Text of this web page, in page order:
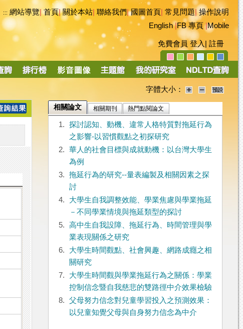
::: 網站導覽|首頁|關於本站 聯絡我們|國圖首頁 常見問題|操作說明
English|FB 專頁|Mobile
免費會員 登入 註冊
字體大小：
相關論文 相關期刊 熱門點閱論文
1.
探討認知、動機、違常人格特質對拖延行為
之影響-以習慣觀點之初探研究
2.
華人的社會目標與成就動機：以台灣大學生
為例
3.
拖延行為的研究--量表編製及相關因素之探
討
4.
大學生自我調整效能、學業焦慮與學業拖延
－不同學業情境與拖延類型的探討
5.
高中生自我設障、拖延行為、時間管理與學
業表現關係之研究
6.
大學生時間觀點、社會興趣、網路成癮之相
關研究
7.
大學生時間觀與學業拖延行為之關係：學業
控制信念暨自我慈悲的雙路徑中介效果檢驗
8.
父母努力信念對兒童學習投入之預測效果：
以兒童知覺父母與自身努力信念為中介